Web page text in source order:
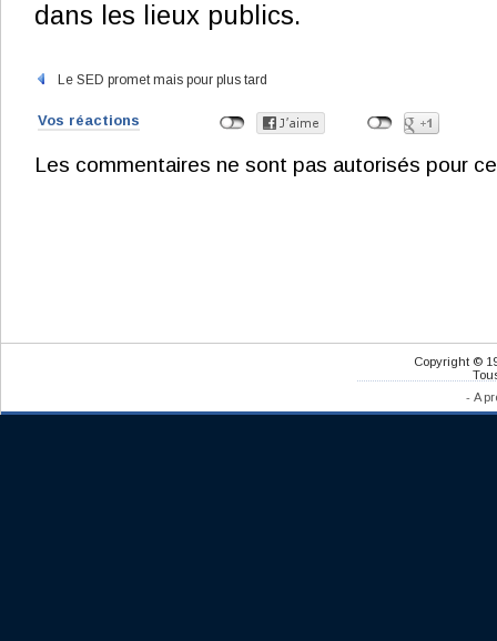
dans les lieux publics.
Le SED promet mais pour plus tard
Vos réactions
Les commentaires ne sont pas autorisés pour
Copyright ©
- A